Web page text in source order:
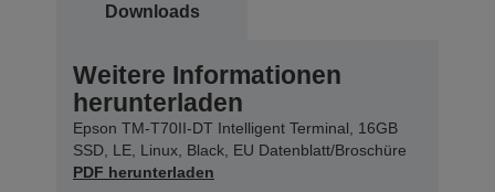
Downloads
Weitere Informationen
herunterladen
Epson TM-T70II-DT Intelligent Terminal, 16GB
SSD, LE, Linux, Black, EU Datenblatt/Broschüre
PDF herunterladen